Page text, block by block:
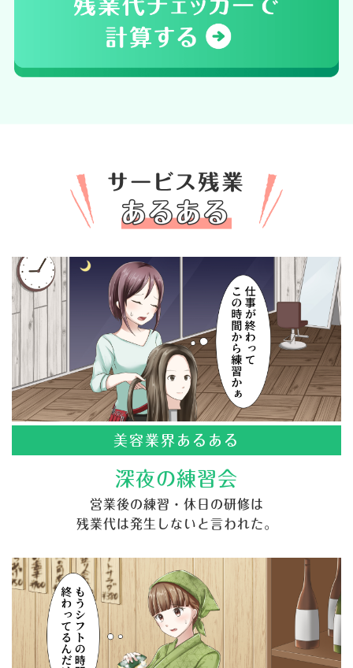
美容業界あるある
深夜の練習会
営業後の練習・休日の研修は
残業代は発生しないと言われた。